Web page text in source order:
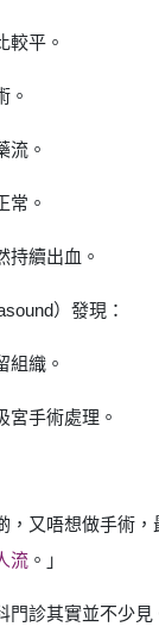
較平。
。
流。
常。
持續出血。
）發現：
組織。
宮手術處理。
，又唔想做手術
流 。」
門診其實並不少見